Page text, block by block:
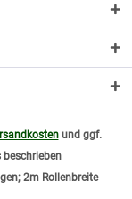
und ggf.
beschrieben
2m Rollenbreite